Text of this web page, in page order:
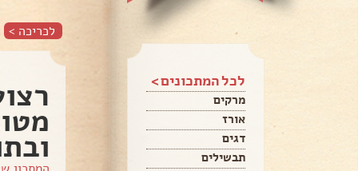
לכל המתכונים >
מרקים
אורז
דגים
תבשילים
לכריכה >